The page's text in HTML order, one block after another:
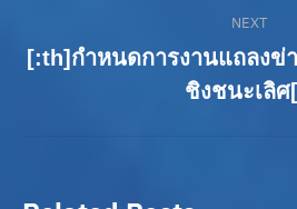
NEXT
Next
post:
[:th]กำหนดการงานแถลงข่
ชิงชนะเลิศ